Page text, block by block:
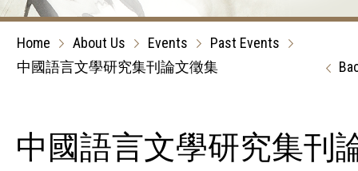
Home About Us Events
Past Events
中國語言文學研究集刊論文徵集
中國語言文學研究集刊